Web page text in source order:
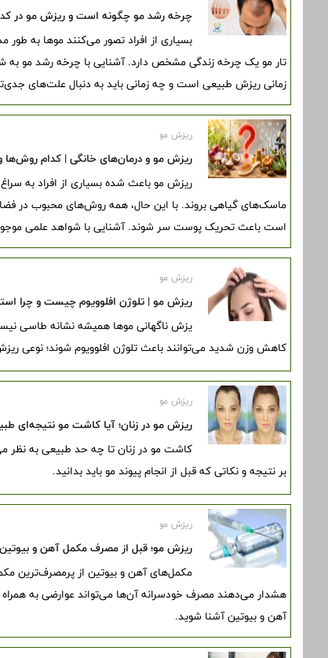
چرخه رشد مو چگونه است و ریزش مو در
بسیاری از افراد تصور می‌کنند موها به
تار مو یک چرخه زندگی مشخص دارد. آشنایی با چرخه رشد مو به
زمانی ریزش طبیعی است و چه زمانی باید به دنبال علت‌های
ریزش مو
ریزش مو و درمان‌های خانگی | کدام روش‌ها
ریزش مو باعث شده بسیاری از افراد به
ماسک‌های گیاهی بروند. با این حال، همه روش‌های محبوب در
است باعث تحریک پوست سر شوند. آشنایی با شواهد علمی
ریزش مو
ریزش مو | تلوژن افلوویوم چیست و چرا
یزش ناگهانی موها همیشه نشانه طاسی
کاهش وزن شدید می‌توانند باعث تلوژن افلوویوم شوند؛ نوعی
ریزش مو
ریزش مو در زنان؛ آیا کاشت مو نتیجه‌ای
بر نتیجه و نکاتی که قبل از انجام پیوند مو باید بدانید.
ریزش مو
ریزش مو؛ قبل از مصرف مکمل آهن و بیوتین
مکمل‌های آهن و بیوتین از پرمصرف‌ترین
هشدار می‌دهند مصرف خودسرانه آن‌ها می‌تواند عوارضی به
آهن و بیوتین آشنا شوید.